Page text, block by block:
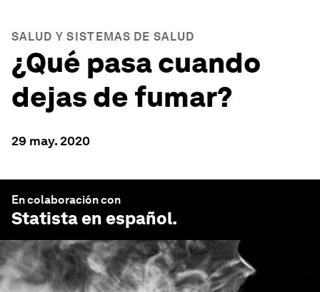
SALUD Y SISTEMAS DE SALUD
¿Qué pasa cuando
dejas de fumar?
29 may. 2020
En colaboración con
Statista en español.